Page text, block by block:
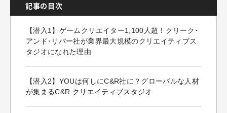
記事の目次
【潜入1】ゲームクリエイター1,100人超！クリーク･
アンド･リバー社が業界最大規模のクリエイティブス
タジオになれた理由
【潜入2】YOUは何しにC&R社に？グローバルな人材
が集まるC&R クリエイティブスタジオ